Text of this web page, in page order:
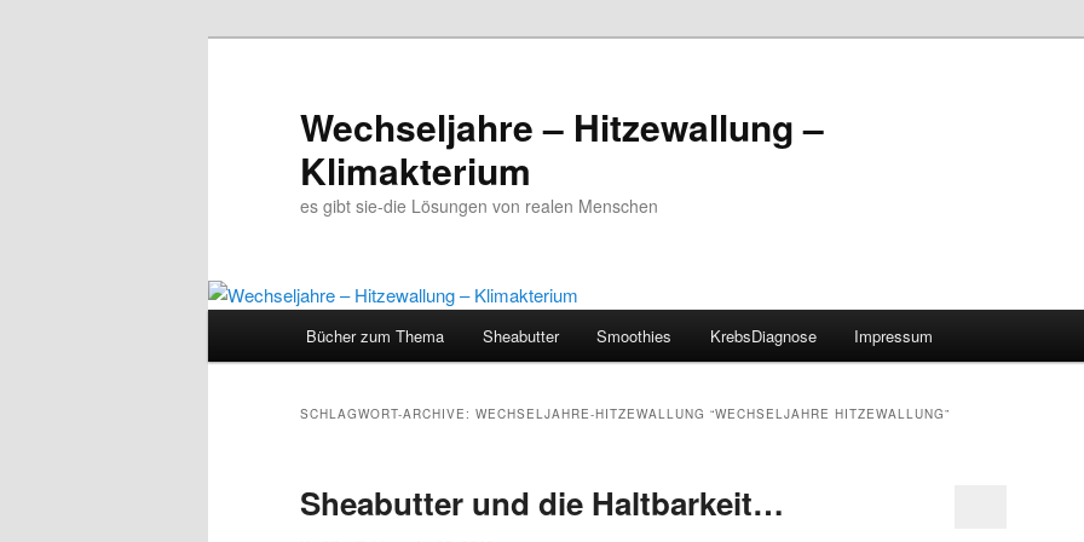
Wechseljahre – Hitzewallung –
Klimakterium
es gibt sie-die Lösungen von realen Menschen
Zum
Zum
wechseln
Bücher zum Thema Sheabutter Smoothies KrebsDiagnose Impressum
SCHLAGWORT-ARCHIVE: WECHSELJAHRE-HITZEWALLUNG “WECHSELJAHRE HITZEWALLUNG”
Sheabutter und die Haltbarkeit…